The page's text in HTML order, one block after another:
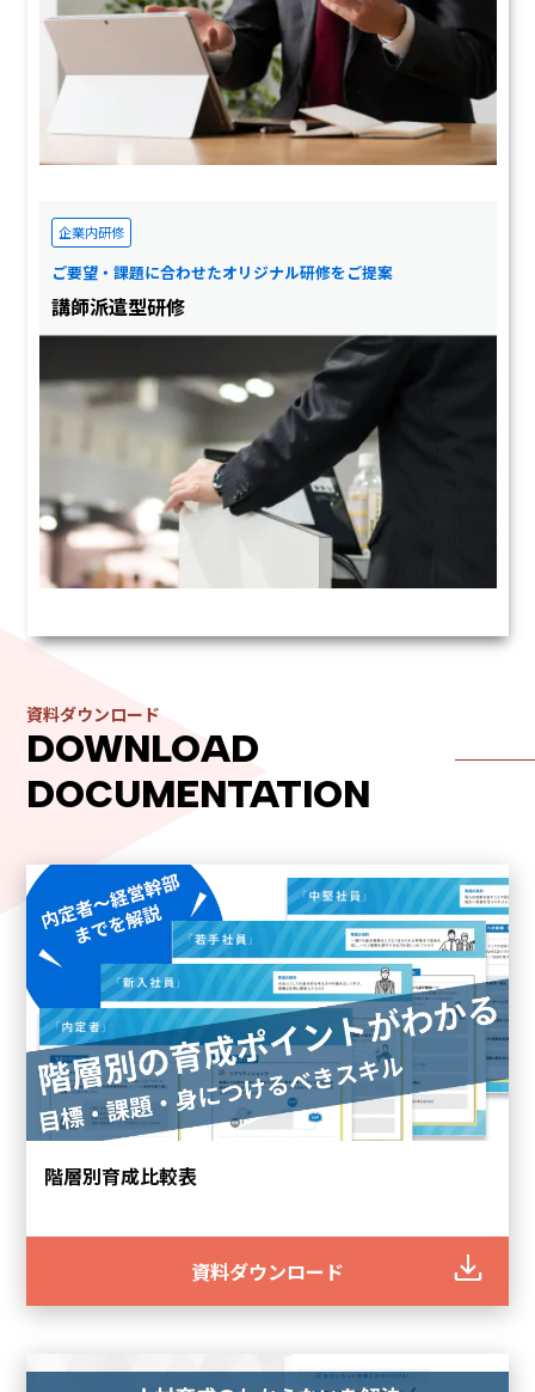
企業内研修
ご要望・課題に合わせたオリジナル研修をご提案
講師派遣型研修
スキマ時間に、社会人に必要な知識・スキルを学べるアプリ
内定者・新入社員向け Mobile Knowledge for
Freshers
アセスメント
一人ひとりのビジネススキルを可視化できる診断テスト
資料ダウンロード
DOWNLOAD
DOCUMENTATION
階層別育成比較表
資料ダウンロード